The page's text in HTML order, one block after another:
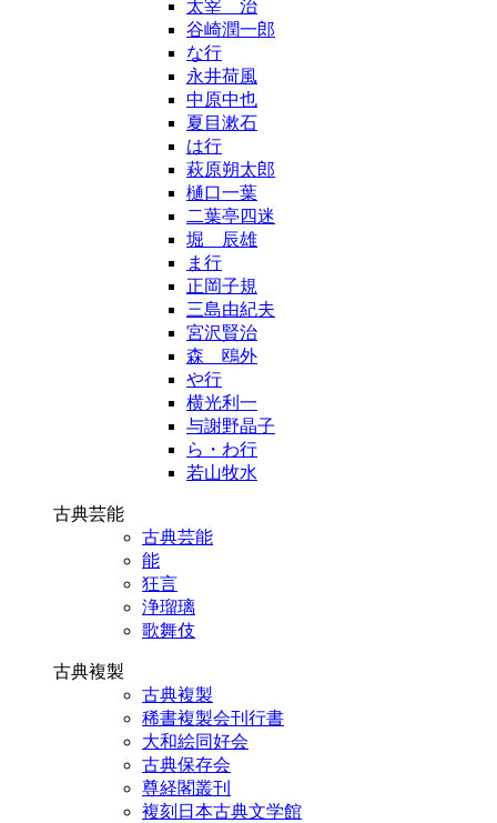
太宰 治
谷崎潤一郎
な行
永井荷風
中原中也
夏目漱石
は行
萩原朔太郎
樋口一葉
二葉亭四迷
堀 辰雄
ま行
正岡子規
三島由紀夫
宮沢賢治
森 鴎外
や行
横光利一
与謝野晶子
ら・わ行
若山牧水
古典芸能
古典芸能
能
狂言
浄瑠璃
歌舞伎
古典複製
古典複製
稀書複製会刊行書
大和絵同好会
古典保存会
尊経閣叢刊
複刻日本古典文学館